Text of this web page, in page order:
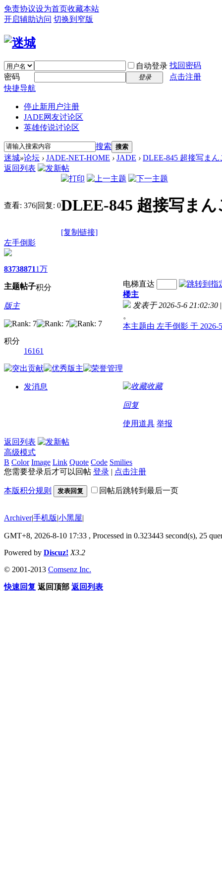
免责协议设为首页收藏本站
开启辅助访问 切换到窄版
自动登录 找回密码
密码
登录
点击注册
快捷导航
停止新用户注册
JADE网友讨论区
英雄传说讨论区
搜索 搜索
迷城»论坛 › JADE-NET-HOME › JADE › DLEE-845 超接写ま
返回列表
查看: 376|回复: 0DLEE-845 超接写ま
[复制链接]
左手倒影
8373
主题
8871
帖子
1万
积分
版主
积分
16161
发消息
电梯直达
楼主
发表于 2026-5-6 21:02:30 |
。
本主题由 左手倒影 于 2026-
收藏
回复
使用道具 举报
返回列表
高级模式
B Color Image Link Quote Code Smilies
您需要登录后才可以回帖 登录 | 点击注册
本版积分规则 发表回复 回帖后跳转到最后一页
Archiver|手机版|小黑屋|
GMT+8, 2026-8-10 17:33 , Processed in 0.323443 second(s), 25
Powered by Discuz! X3.2
© 2001-2013 Comsenz Inc.
快速回复 返回顶部 返回列表